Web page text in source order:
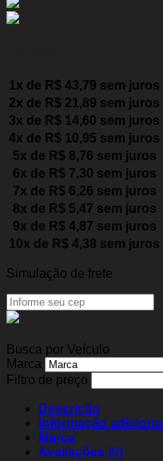
1x de R$ 43,79 sem juros
2x de R$ 21,89 sem juros
3x de R$ 14,60 sem juros
4x de R$ 10,95 sem juros
5x de R$ 8,76 sem juros
6x de R$ 7,30 sem juros
7x de R$ 6,26 sem juros
8x de R$ 5,47 sem juros
9x de R$ 4,87 sem juros
10x de R$ 4,38 sem juros
Simulação de frete
Busca por Veículo
Marca
Filtro de preço
Descrição
Informação adicional
Marca
Avaliações (0)